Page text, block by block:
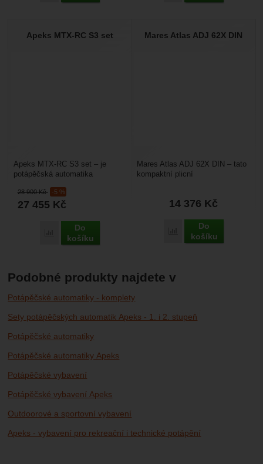
Apeks MTX-RC S3 set
28 900Kč -5 %
27 455 Kč
Porovnat
Do
košíku
Apeks MTX-RC S3 set – je
potápěčská automatika
extrémně chladnou vodu. Má
proto...
Mares Atlas ADJ 62X DIN
14 376 Kč
Porovnat
Do
košíku
Mares Atlas ADJ 62X DIN – tato
kompaktní plicní
Podobné produkty najdete v
Potápěčské automatiky - komplety
Sety potápěčských automatik Apeks - 1. i 2. stupeň
Potápěčské automatiky
Potápěčské automatiky Apeks
Potápěčské vybavení
Potápěčské vybavení Apeks
Outdoorové a sportovní vybavení
Apeks - vybavení pro rekreační i technické potápění